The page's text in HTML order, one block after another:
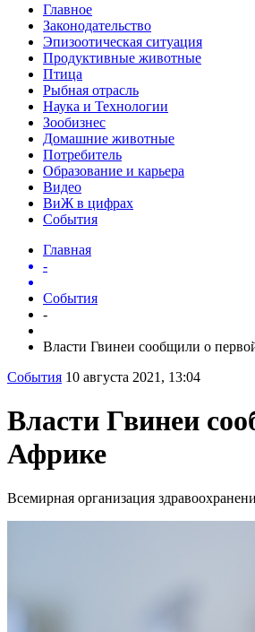
Главное
Законодательство
Эпизоотическая ситуация
Продуктивные животные
Птица
Рыбная отрасль
Наука и Технологии
Зообизнес
Домашние животные
Потребитель
Образование и карьера
Видео
ВиЖ в цифрах
События
Главная
-
События
-
Власти Гвинеи сообщили о
События 10 августа 2021, 13:04
Власти Гвинеи
Африке
Всемирная организация